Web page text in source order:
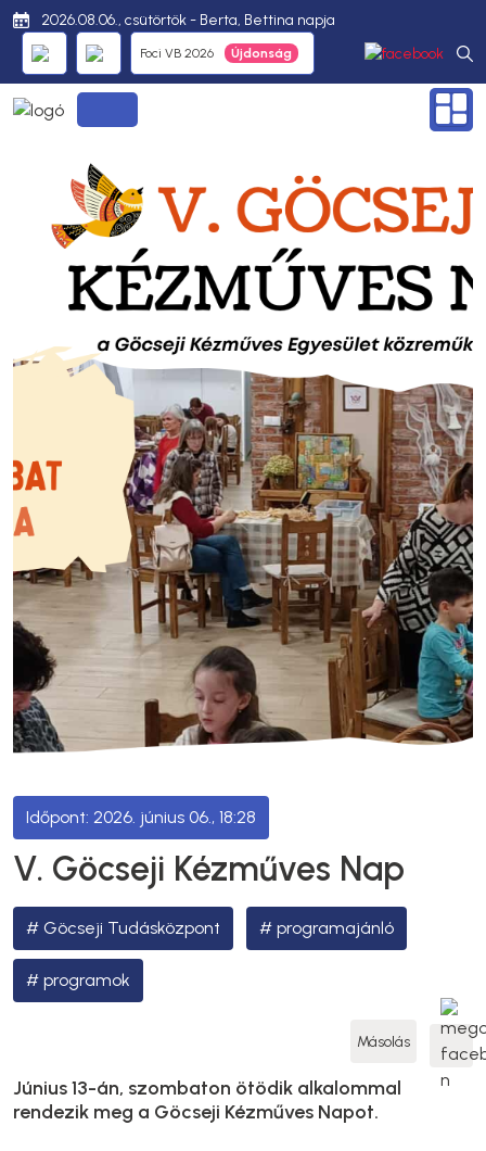
2026.08.06., csütörtök - Berta, Bettina napja
Foci VB 2026
2026. június 06., 18:28
V. Göcseji Kézműves Nap
Göcseji Tudásközpont programajánló
programok
Másolás
Június 13-án, szombaton ötödik alkalommal
rendezik meg a Göcseji Kézműves Napot.